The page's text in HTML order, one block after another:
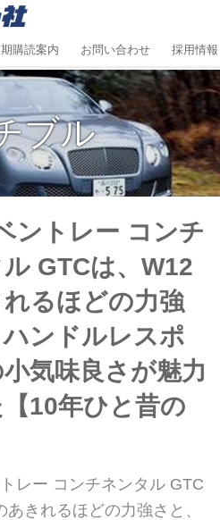
購読案内 お問い合わせ 採用情報
ブル
ントレー コンチ
GTCは、W12
るほどの力強
ンドルレスポ
気味良さが魅力
10年ひと昔の
レー コンチネンタル GTC
あきれるほどの力強さと、